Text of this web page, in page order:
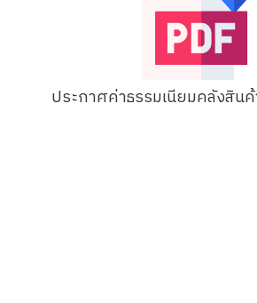
ประกาศค่าธรรมเนียมคลังสิน